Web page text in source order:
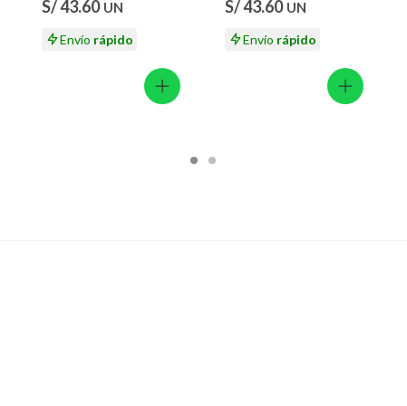
alimenticios, vitaminas.
S/ 43.60 UN
Envío rápido
S/ 43.60 UN
Envío rápido